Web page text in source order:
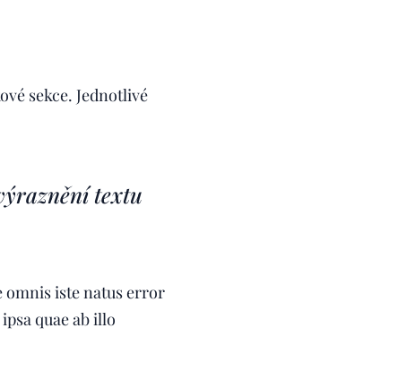
sekce. Jednotlivé
textu
omnis iste natus error
quae ab illo